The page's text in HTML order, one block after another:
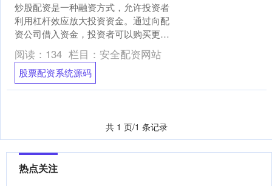
炒股配资是一种融资方式，允许投资者
利用杠杆效应放大投资资金。通过向配
资公司借入资金，投资者可以购买更多
股票，从而增加潜在收益。 股票配资的
杠杆极限因配资公司而异....
阅读： 134 栏目： 安全配资网站
股票配资系统源码
共 1 页/1 条记录
热点关注